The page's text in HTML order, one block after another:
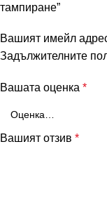
тампиране”
Вашият имейл
Задължителните
Вашата оценка *
Вашият отзив *